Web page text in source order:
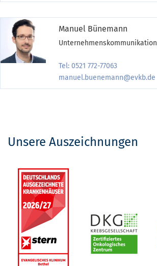
Manuel Bünemann
Unternehmenskommunikation
Tel: 0521 772-77063
manuel.buenemann@evkb.de
Unsere Auszeichnungen